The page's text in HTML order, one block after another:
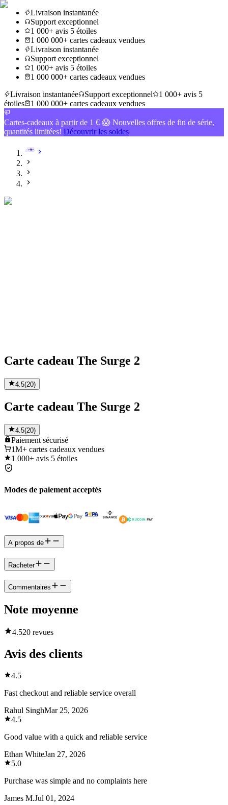
Livraison instantanée
Support exceptionnel
1 000+ avis 5 étoiles
1 000 000+ cartes cadeaux vendues
Livraison instantanée
Support exceptionnel
1 000+ avis 5 étoiles
1 000 000+ cartes cadeaux vendues
Livraison instantanée
Support exceptionnel
1 000+ avis 5
étoiles
1 000 000+ cartes cadeaux vendues
Cartes-cadeaux à partir de 1 € 😱 Nouvelles offres de fin de série,
quantités limitées! Découvrir les soldes
Carte cadeau The Surge 2
4.5(20)
Carte cadeau The Surge 2
4.5(20)
Paiement sécurisé
1M+ cartes cadeaux vendues
1 000+ avis 5 étoiles
Modes de paiement acceptés
A propos de
Racheter
Commentaires
Note moyenne
4.520 revues
Avis des clients
4.5
Fast checkout and reliable service overall
Rahul SinghMar 25, 2026
4.5
Good value with a quick and reliable service
Ethan WhiteJan 27, 2026
5.0
Purchase was simple and no complaints here
James M.Jul 01, 2024